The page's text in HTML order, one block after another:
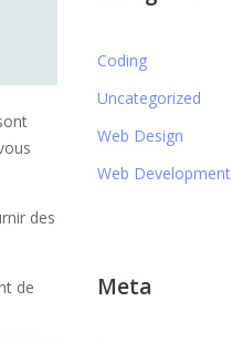
des
de
Coding
Uncategorized
Web Design
Web Development
Meta